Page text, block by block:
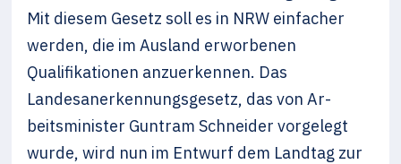
Mit diesem Gesetz soll es in NRW einfacher
werden, die im Ausland erworbenen
Qualifikationen anzuerkennen. Das
Landesanerkennungsgesetz, das von Ar­
beitsminister Guntram Schneider vorgelegt
wurde, wird nun im Entwurf dem Landtag zur